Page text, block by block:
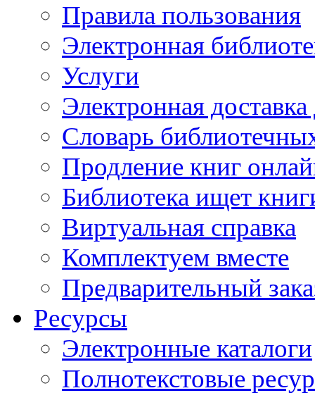
Правила пользования
Электронная
Услуги
Электронная
Словарь
Продление книг
Библиотека ищет
Виртуальная справка
Комплектуем вместе
Предварительный
Ресурсы
Электронные каталоги
Полнотекстовые